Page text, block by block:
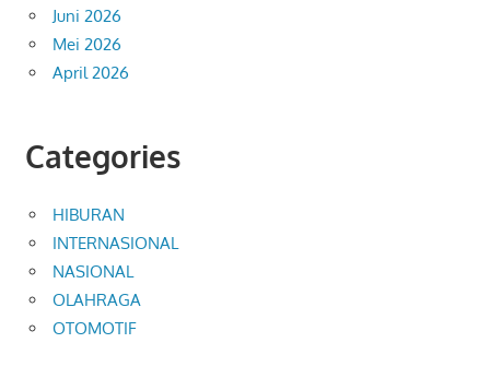
Juni 2026
Mei 2026
April 2026
Categories
HIBURAN
INTERNASIONAL
NASIONAL
OLAHRAGA
OTOMOTIF